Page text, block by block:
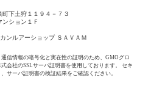
下土狩１１９４－７３
ンション１Ｆ
ンルアーショップ ＳＡＶＡＭ
通信情報の暗号化と実在性の証明のため、GMOグロ
会社のSSLサーバ証明書を使用しております。 セキ
サーバ証明書の検証結果をご確認ください。